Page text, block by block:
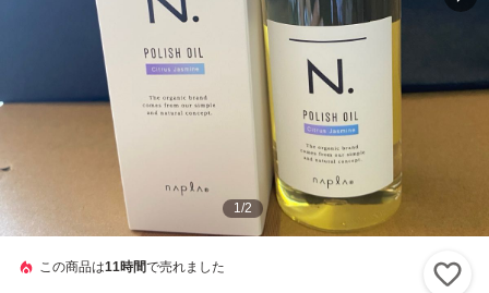
1/2
この商品は11時間で売れました